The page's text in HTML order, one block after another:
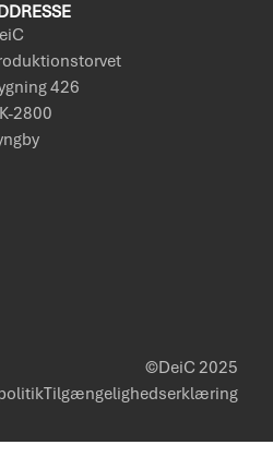
426
2800
©DeiC 2025
Tilgængelighedserklæring